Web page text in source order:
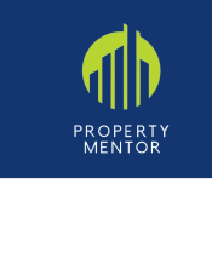
navigation